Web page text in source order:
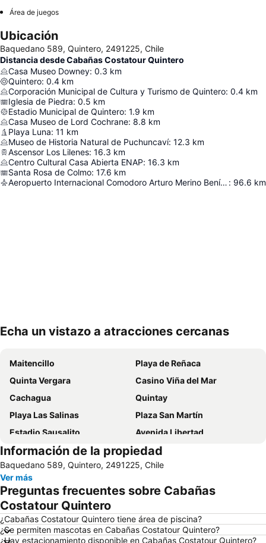
Área de juegos
Ubicación
Baquedano 589, Quintero, 2491225, Chile
Distancia desde Cabañas Costatour Quintero
Casa Museo Downey: 0.3 km
Quintero: 0.4 km
Corporación Municipal de Cultura y Turismo de Quintero: 0.4 km
Iglesia de Piedra: 0.5 km
Estadio Municipal de Quintero: 1.9 km
Casa Museo de Lord Cochrane: 8.8 km
Playa Luna: 11 km
Museo de Historia Natural de Puchuncaví: 12.3 km
Ascensor Los Lilenes: 16.3 km
Centro Cultural Casa Abierta ENAP: 16.3 km
Santa Rosa de Colmo: 17.6 km
Aeropuerto Internacional Comodoro Arturo Merino Benítez : 96.6 km
Echa un vistazo a atracciones cercanas
Maitencillo
Playa de Reñaca
Quinta Vergara
Casino Viña del Mar
Cachagua
Quintay
Playa Las Salinas
Plaza San Martín
Estadio Sausalito
Avenida Libertad
Mall Marina Arauco
Zapallar
Cerro Alegre
Valparaíso Sporting Club
Jardín Botánico
Festival Internacional de la Canción
Parque Reloj de Flores
Plaza Sotomayor
Playa Acapulco
Playa Cochoa
Teatro Municipal
Información de la propiedad
Baquedano 589, Quintero, 2491225, Chile
Ver más
Preguntas frecuentes sobre Cabañas
Costatour Quintero
¿Cabañas Costatour Quintero tiene área de piscina?
¿Se permiten mascotas en Cabañas Costatour Quintero?
¿Hay estacionamiento disponible en Cabañas Costatour Quintero?